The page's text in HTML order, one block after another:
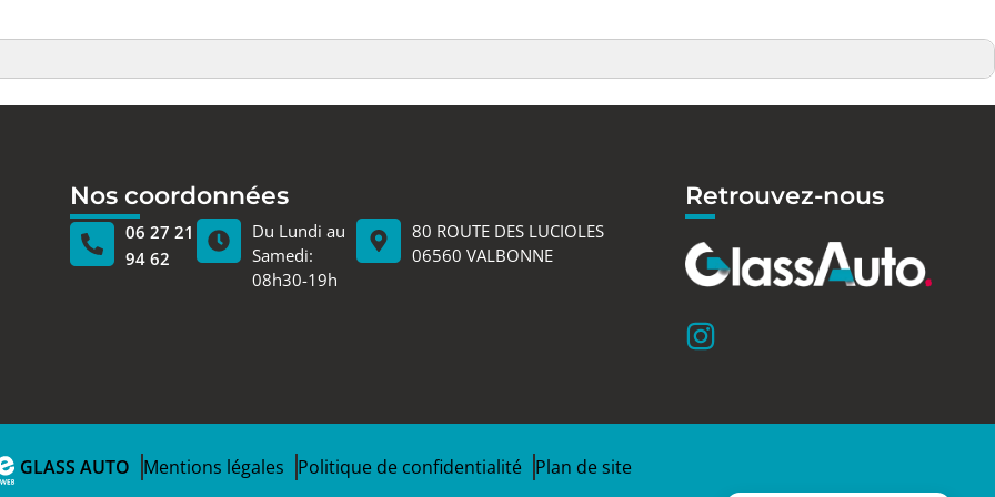
Nos coordonnées
06 27 21
94 62
Du Lundi au
Samedi:
08h30-19h
80 ROUTE DES LUCIOLES
06560 VALBONNE
Retrouvez-nous
GLASS AUTO Mentions légales Politique de confidentialité Plan de site